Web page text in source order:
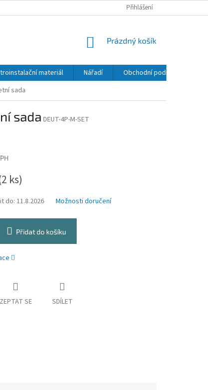
Přihlášení
NÁKUPNÍ
Prázdný košík
materiál Nářadí Obchodní podmínky
sada
sada DEUT-4P-M-SET
ks)
do: 11.8.2026 Možnosti doručení
Přidat do košíku
ZEPTAT SE SDÍLET